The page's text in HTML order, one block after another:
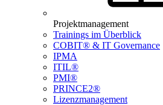
Projektmanagement
Trainings im Überblick
COBIT® & IT Governance
IPMA
ITIL®
PMI®
PRINCE2®
Lizenzmanagement